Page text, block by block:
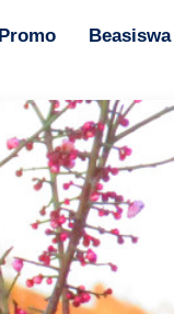
Promo Beasiswa